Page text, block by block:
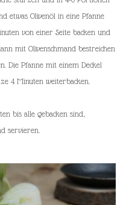
etwas Olivenöl in eine Pfanne
von einer Seite backen und
mit Olivenschmand bestreichen
Die Pfanne mit einem Deckel
4 Minuten weiterbacken.
bis alle gebacken sind,
servieren.